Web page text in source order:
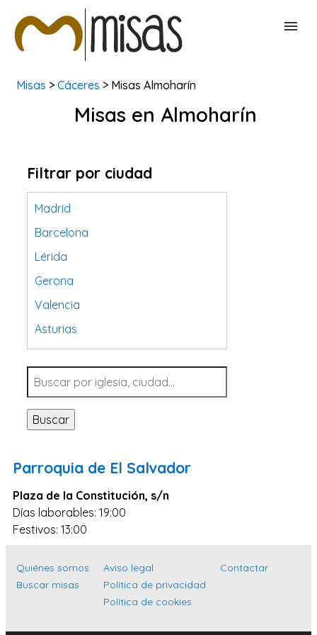
BUSCAR MISAS
Misas > Cáceres > Misas Almoharín
Misas en Almoharín
Filtrar por ciudad
Madrid
Barcelona
Lérida
Gerona
Valencia
Asturias
Tarragona
Navarra
Valladolid
Sevilla
Santa Cruz de Tenerife
Cantabria
Islas Baleares
Málaga
Buscar
Parroquia de El Salvador
Plaza de la Constitución, s/n
Días laborables: 19:00
Festivos: 13:00
Quiénes somos
Buscar misas
Aviso legal
Política de privacidad
Política de cookies
Contactar